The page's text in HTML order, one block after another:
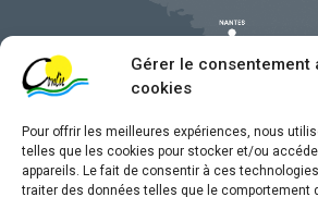
Gérer le consentement
cookies
Pour offrir les meilleures expériences, nous
telles que les cookies pour stocker et/ou
appareils. Le fait de consentir à ces
traiter des données telles que le comportement